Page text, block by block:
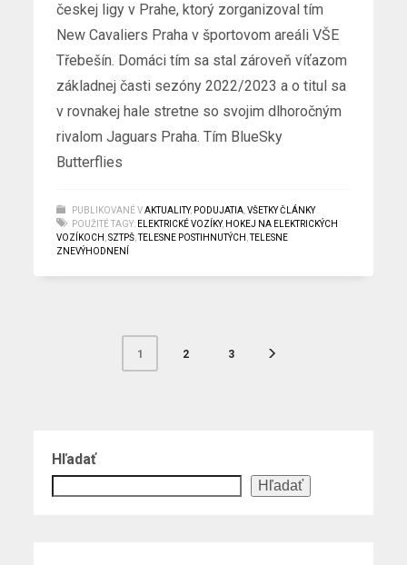
českej ligy v Prahe, ktorý zorganizoval tím
New Cavaliers Praha v športovom areáli VŠE
Třebešín. Domáci tím sa stal zároveň víťazom
základnej časti sezóny 2022/2023 a o titul sa
v rovnakej hale stretne so svojim dlhoročným
rivalom Jaguars Praha. Tím BlueSky
Butterflies
PUBLIKOVANÉ V AKTUALITY, PODUJATIA ,VŠETKY ČLÁNKY
POUŽITÉ TAGY: ELEKTRICKÉ VOZÍKY, HOKEJ NA ELEKTRICKÝCH
VOZÍKOCH ,SZTPŠ ,TELESNE POSTIHNUTÝCH ,TELESNE
ZNEVÝHODNENÍ
1 2 3
Hľadať
Hľadať